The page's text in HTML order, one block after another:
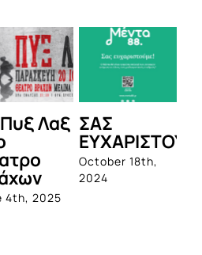
Λαξ
4th, 2025
ΣΑΣ
October 18th,
2024